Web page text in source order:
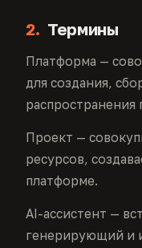
2. Термины
Платформа —
для создания,
Проект —
ресурсов,
платформе.
AI-ассистент —
генерирующий и